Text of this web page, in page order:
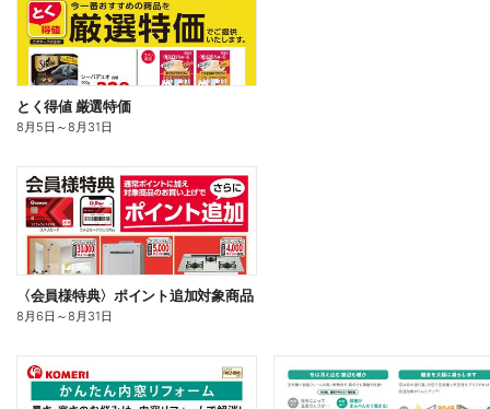
とく得値 厳選特価
8月5日 ～8月31日
〈会員様特典〉ポイント追加対象商品
8月6日 ～8月31日